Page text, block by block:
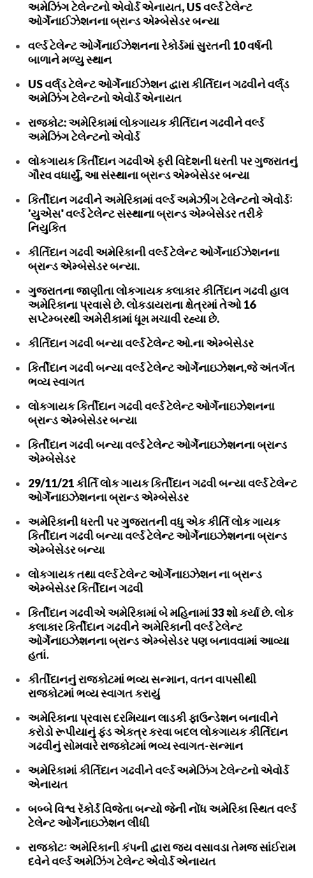
અમેઝિંગ ટેલેન્ટનો એવોર્ડ એનાયત, US વર્લ્ડ ટેલેન્ટ
ઓર્ગેનાઈઝેશનના બ્રાન્ડ એમ્બેસેડર બન્યા
વર્લ્ડ ટેલેન્ટ ઓર્ગેનાઈઝેશનના રેકોર્ડમાં સુરતની 10 વર્ષની
બાળાને મળ્યુ સ્થાન
US વર્લ્‌ડ ટેલેન્ટ ઓર્ગેનાઈઝેશન દ્વારા કીર્તિદાન ગઢવીને વર્લ્‌ડ
અમેઝિંગ ટેલેન્ટનો એવોર્ડ એનાયત
રાજકોટ: અમેરિકામાં લોકગાયક કીર્તિદાન ગઢવીને વર્લ્ડ
અમેઝિંગ ટેલેન્ટનો એવોર્ડ
લોકગાયક કિર્તીદાન ગઢવીએ ફરી વિદેશની ધરતી પર ગુજરાતનું
ગૌરવ વધાર્યું, આ સંસ્થાના બ્રાન્ડ એમ્બેસેડર બન્યા
કિર્તીદાન ગઢવીને અમેરિકામાં વર્લ્ડ અમેઝીંગ ટેલેન્ટનો એવોર્ડઃ
'યુએસ' વર્લ્ડ ટેલેન્ટ સંસ્થાના બ્રાન્ડ એમ્બેસેડર તરીકે
નિયુકિત
કીર્તિદાન ગઢવી અમેરિકાની વર્લ્ડ ટેલેન્ટ ઓર્ગેનાઈઝેશનના
બ્રાન્ડ એમ્બેસેડર બન્યા.
ગુજરાતના જાણીતા લોકગાયક કલાકાર કીર્તિદાન ગઢવી હાલ
અમેરિકાના પ્રવાસે છે. લોકડાયરાના ક્ષેત્રમાં તેઓ 16
સપ્ટેમ્બરથી અમેરીકામાં ધૂમ મચાવી રહ્યા છે.
કીર્તિદાન ગઢવી બન્યા વર્લ્ડ ટેલેન્ટ ઓ.ના એમ્બેસેડર
કિર્તીદાન ગઢવી બન્યા વર્લ્ડ ટેલેન્ટ ઓર્ગેનાઇઝેશન,જે અંતર્ગત
ભવ્ય સ્વાગત
લોકગાયક કિર્તીદાન ગઢવી વર્લ્ડ ટેલેન્ટ ઓર્ગેનાઇઝેશનના
બ્રાન્ડ એમ્બેસેડર બન્યા
કિર્તીદાન ગઢવી બન્યા વર્લ્ડ ટેલેન્ટ ઓર્ગેનાઇઝેશનના બ્રાન્ડ
એમ્બેસેડર
29/11/21 કીર્તિ લોક ગાયક કિર્તીદાન ગઢવી બન્યા વર્લ્ડ ટેલેન્ટ
ઓર્ગેનાઇઝેશનના બ્રાન્ડ એમ્બેસેડર
અમેરિકાની ધરતી પર ગુજરાતની વધુ એક કીર્તિ લોક ગાયક
કિર્તીદાન ગઢવી બન્યા વર્લ્ડ ટેલેન્ટ ઓર્ગેનાઇઝેશનના બ્રાન્ડ
એમ્બેસેડર બન્યા
લોકગાયક તથા વર્લ્ડ ટેલેન્ટ ઓર્ગેનાઇઝેશન ના બ્રાન્ડ
એમ્બેસેડર કિર્તીદાન ગઢવી
કિર્તીદાન ગઢવીએ અમેરિકામાં બે મહિનામાં 33 શો કર્યા છે. લોક
કલાકાર કિર્તીદાન ગઢવીને અમેરિકાની વર્લ્ડ ટેલેન્ટ
ઓર્ગેનાઇઝેશનના બ્રાન્ડ એમ્બેસેડર પણ બનાવવામાં આવ્યા
હતાં.
કીર્તીદાનનું રાજકોટમાં ભવ્ય સન્માન, વતન વાપસીથી
રાજકોટમાં ભવ્ય સ્વાગત કરાયું
અમેરિકાના પ્રવાસ દરમિયાન લાડકી ફાઉન્ડેશન બનાવીને
કરોડો રૂપીયાનું ફંડ એકત્ર કરવા બદલ લોકગાયક કીર્તિદાન
ગઢવીનું સોમવારે રાજકોટમાં ભવ્ય સ્વાગત-સન્માન
અમેરિકામાં કીર્તિદાન ગઢવીને વર્લ્ડ અમેઝિંગ ટેલેન્ટનો એવોર્ડ
એનાયત
બબ્બે વિશ્વ રૅકોર્ડ વિજેતા બન્યો જેની નોંધ અમેરિકા સ્થિત વર્લ્ડ
ટેલેન્ટ ઓર્ગેનાઇઝેશન લીધી
રાજકોટઃ અમેરિકાની કંપની દ્વારા જય વસાવડા તેમજ સાંઈરામ
દવેને વર્લ્ડ અમેઝિંગ ટેલેન્ટ એવોર્ડ એનાયત